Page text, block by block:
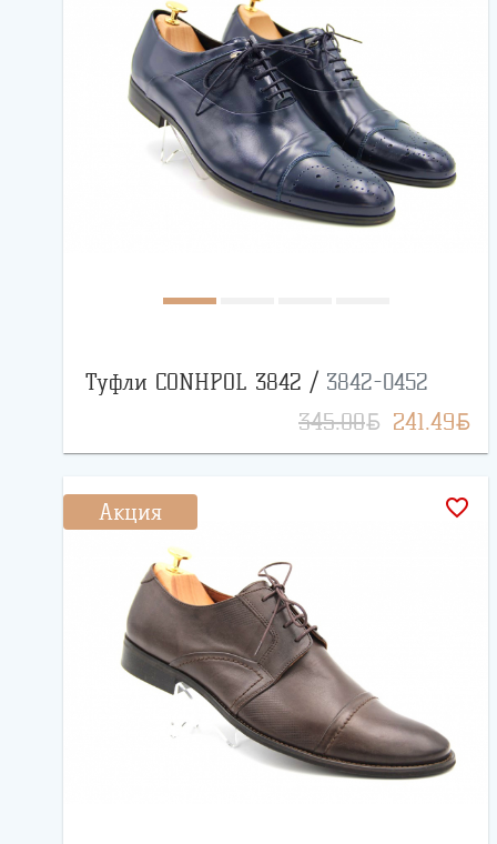
Туфли CONHPOL 3842 / 3842-0452
345.00BYN 241.49BYN
Акция favorite_border